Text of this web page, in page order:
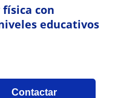
con
educativos
Contactar